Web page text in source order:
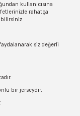
kullanıcısına
rahatça
siz değerli
bir jerseydir.